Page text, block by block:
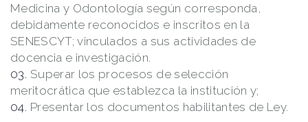
Medicina y Odontología según corresponda,
debidamente reconocidos e inscritos en la
SENESCYT; vinculados a sus actividades de
docencia e investigación.
Superar los procesos de selección
meritocrática que establezca la institución y;
Presentar los documentos habilitantes de Ley.